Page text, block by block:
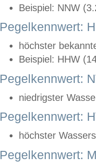
Beispiel: NNW
Pegelkennwert:
höchster
Beispiel: HHW
Pegelkennwert:
niedrigster
Pegelkennwert:
höchster
Pegelkennwert: